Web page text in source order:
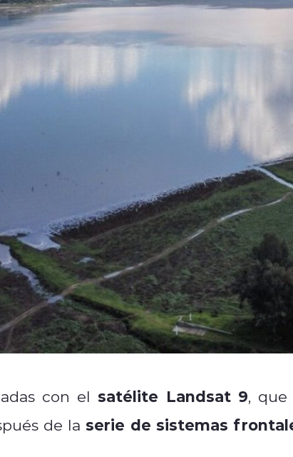
con el satélite Landsat 9, que
de la serie de sistemas